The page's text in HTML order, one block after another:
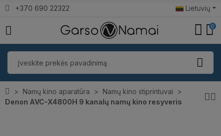
+370 690 22322 Lietuvių
0
Namų kino aparatūra
Namų kino stiprintuvai
Denon AVC-X4800H 9 kanalų namų kino resyveris